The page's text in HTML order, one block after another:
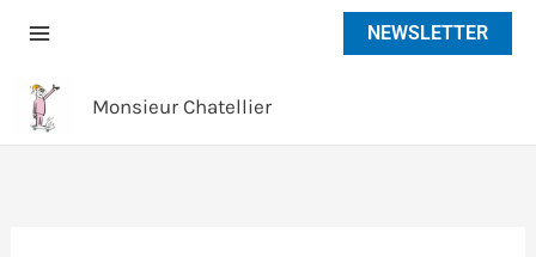
NEWSLETTER
Monsieur Chatellier